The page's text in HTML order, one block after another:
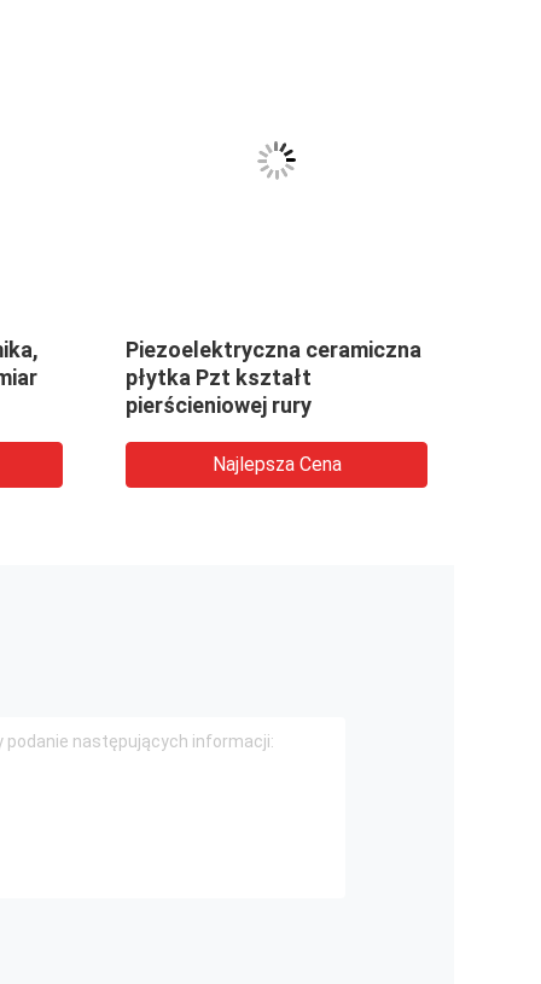
Piezoelektryczna ceramiczna
płytka Pzt kształt
pierścieniowej rury
Najlepsza Cena